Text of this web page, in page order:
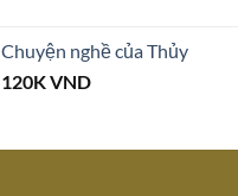
Chuyện nghề của Thủy
120KVND